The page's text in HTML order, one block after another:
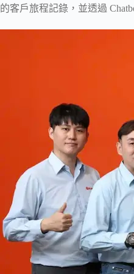
的客戶旅程記錄，並透過